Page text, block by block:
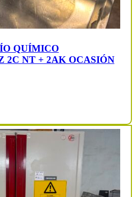
QUÍMICO
2C NT + 2AK OCASIÓN